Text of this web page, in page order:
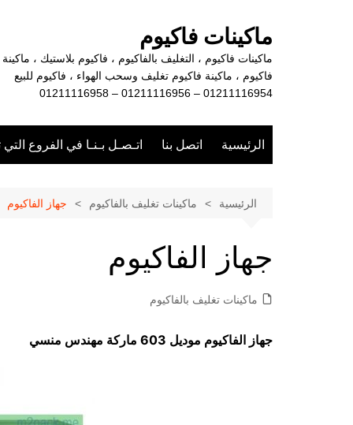
ماكينات فاكيوم
ماكينات فاكيوم ، التغليف بالفاكيوم ، فاكيوم بلاستيك ، ماكينة
فاكيوم ، ماكينة فاكيوم تغليف وسحب الهواء ، فاكيوم للبيع
01211116954 – 01211116956 – 01211116958
الرئيسية اتصل بنا اتـصـل بـنـا في الفروع
الرئيسية ماكينات تغليف بالفاكيوم جهاز الفاكيوم
جهاز الفاكيوم
ماكينات تغليف بالفاكيوم
جهاز الفاكيوم موديل 603 ماركة مهندس منسي